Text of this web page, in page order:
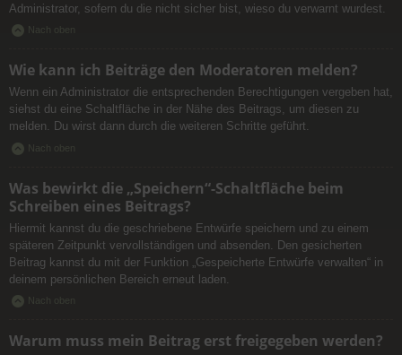
Administrator, sofern du die nicht sicher bist, wieso du verwarnt wurdest.
Nach oben
Wie kann ich Beiträge den Moderatoren melden?
Wenn ein Administrator die entsprechenden Berechtigungen vergeben hat,
siehst du eine Schaltfläche in der Nähe des Beitrags, um diesen zu
melden. Du wirst dann durch die weiteren Schritte geführt.
Nach oben
Was bewirkt die „Speichern“-Schaltfläche beim
Schreiben eines Beitrags?
Hiermit kannst du die geschriebene Entwürfe speichern und zu einem
späteren Zeitpunkt vervollständigen und absenden. Den gesicherten
Beitrag kannst du mit der Funktion „Gespeicherte Entwürfe verwalten“ in
deinem persönlichen Bereich erneut laden.
Nach oben
Warum muss mein Beitrag erst freigegeben werden?